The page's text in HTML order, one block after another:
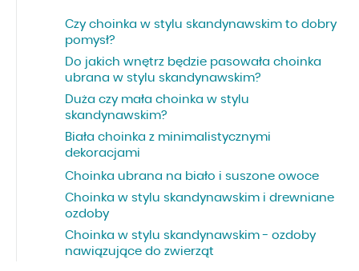
Czy choinka w stylu skandynawskim to dobry
pomysł?
Do jakich wnętrz będzie pasowała choinka
ubrana w stylu skandynawskim?
Duża czy mała choinka w stylu
skandynawskim?
Biała choinka z minimalistycznymi
dekoracjami
Choinka ubrana na biało i suszone owoce
Choinka w stylu skandynawskim i drewniane
ozdoby
Choinka w stylu skandynawskim - ozdoby
nawiązujące do zwierząt